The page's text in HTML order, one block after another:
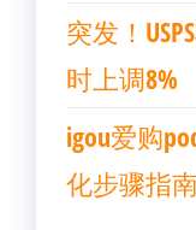
突发！
时上调8%
igou爱购
化步骤指